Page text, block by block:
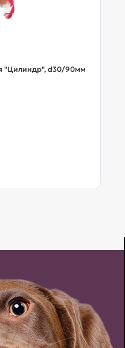
"Цилиндр", d30/90мм